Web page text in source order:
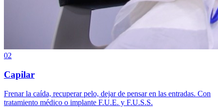
02
Capilar
Frenar la caída, recuperar pelo, dejar de pensar en las entradas. Con
tratamiento médico o implante F.U.E. y F.U.S.S.